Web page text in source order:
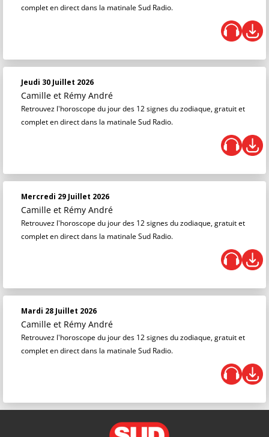
complet en direct dans la matinale Sud Radio.
Jeudi 30 Juillet 2026
Camille et Rémy André
Retrouvez l'horoscope du jour des 12 signes du zodiaque, gratuit et
complet en direct dans la matinale Sud Radio.
Mercredi 29 Juillet 2026
Camille et Rémy André
Retrouvez l'horoscope du jour des 12 signes du zodiaque, gratuit et
complet en direct dans la matinale Sud Radio.
Mardi 28 Juillet 2026
Camille et Rémy André
Retrouvez l'horoscope du jour des 12 signes du zodiaque, gratuit et
complet en direct dans la matinale Sud Radio.